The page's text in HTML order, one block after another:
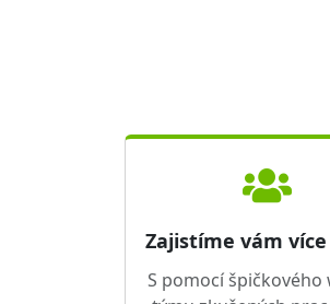
Zajistíme vám
S pomocí špičkového